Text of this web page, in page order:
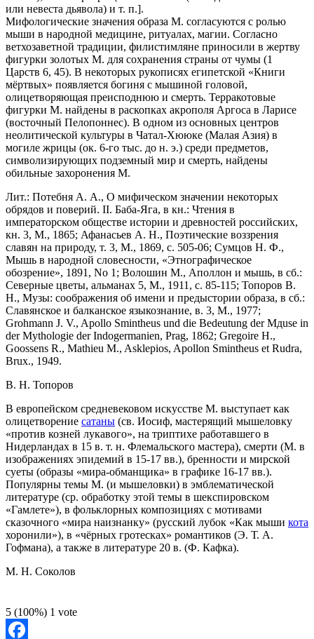
или невеста дьявола) и т. п.].
Мифологические значения образа М. согласуются с ролью
мыши в народной медицине, ритуалах, магии. Согласно
ветхозаветной традиции, филистимляне приносили в жертву
фигурки золотых М. для сохранения страны от чумы (1
Царств 6, 45). В некоторых рукописях египетской «Книги
мёртвых» появляется богиня с мышиной головой,
олицетворяющая преисподнюю и смерть. Терракотовые
фигурки М. найдены в раскопках акрополя Аргоса в Ларисе
(восточный Пелопоннес). В одном из основных центров
неолитической культуры в Чатал-Хююке (Малая Азия) в
могиле жрицы (ок. 6-го тыс. до н. э.) среди предметов,
символизирующих подземный мир и смерть, найдены
обильные захоронения М.
Лит.: Потебня А. А., О мифическом значении некоторых
обрядов и поверий. II. Баба-Яга, в кн.: Чтения в
императорском обществе истории и древностей российских,
кн. 3, М., 1865; Афанасьев А. Н., Поэтические воззрения
славян на природу, т. 3, М., 1869, с. 505-06; Сумцов Н. Ф.,
Мышь в народной словесности, «Этнографическое
обозрение», 1891, No 1; Волошин М., Аполлон и мышь, в сб.:
Северные цветы, альманах 5, М., 1911, с. 85-115; Топоров В.
Н., Музы: соображения об имени и предыстории образа, в сб.:
Славянское и балканское языкознание, в. 3, М., 1977;
Grohmann J. V., Apollo Smintheus und die Bedeutung der Mдuse in
der Mythologie der Indogermanien, Prag, 1862; Gregoire H.,
Goossens R., Mathieu M., Asklepios, Apollon Smintheus et Rudra,
Brux., 1949.
B. H. Топоров
В европейском средневековом искусстве M. выступает как
олицетворение сатаны (св. Иосиф, мастерящий мышеловку
«против козней лукавого», на триптихе работавшего в
Нидерландах в 15 в. т. н. Флемальского мастера), смерти (М. в
изображениях эпидемий в 15-17 вв.), бренности и мирской
суеты (образы «мира-обманщика» в графике 16-17 вв.).
Популярны темы M. (и мышеловки) в эмблематической
литературе (ср. обработку этой темы в шекспировском
«Гамлете»), в фольклорных композициях с мотивами
сказочного «мира наизнанку» (русский лубок «Как мыши кота
хоронили»), в «чёрных гротесках» романтиков (Э. Т. А.
Гофмана), а также в литературе 20 в. (Ф. Кафка).
M. Н. Соколов
5 (100%) 1 vote